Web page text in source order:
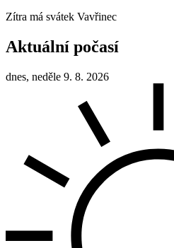
Zítra má svátek Vavřinec
Aktuální počasí
dnes, neděle 9. 8. 2026